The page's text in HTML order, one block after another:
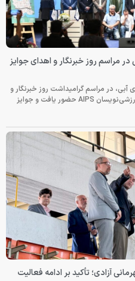
روز خبرنگار و اهدای جوایز
در مراسم گرامیداشت روز خبرنگار و
تقدیر از برگزیدگان هشتمین جایزه جهانی ورزشی‌نویسان AIPS حضور یافت و جوایز
آزادی؛ تأکید بر ادامه فعالیت